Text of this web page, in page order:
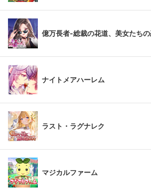
億万長者-総裁の花道、美女たち
ナイトメアハーレム
ラスト・ラグナレク
マジカルファーム